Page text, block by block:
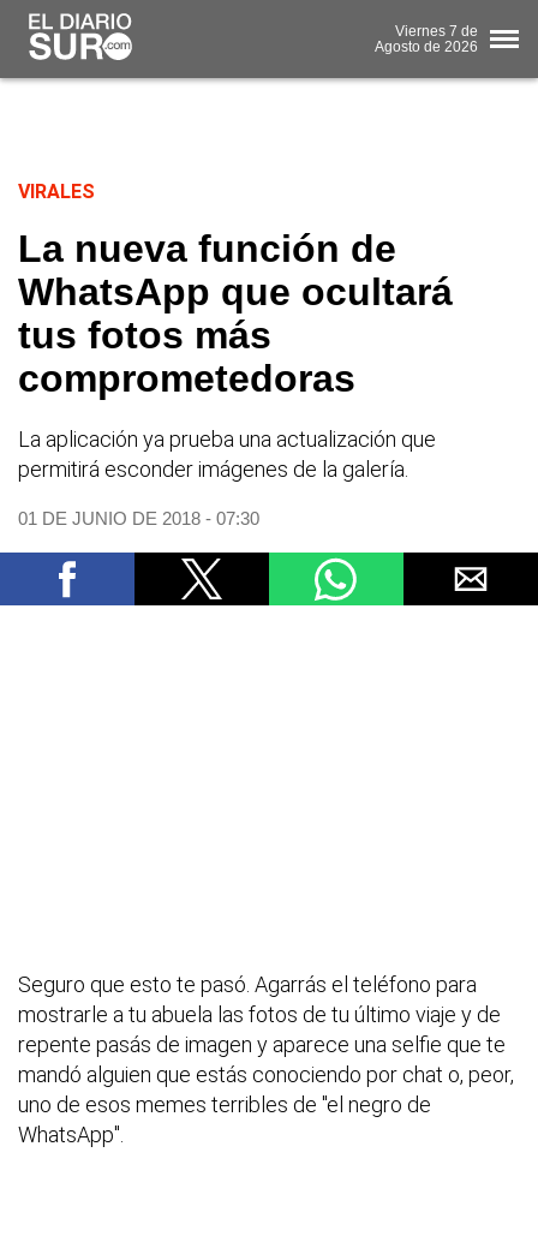
Viernes 7 de
Agosto de 2026
VIRALES
La nueva función de
WhatsApp que ocultará
tus fotos más
comprometedoras
La aplicación ya prueba una actualización que
permitirá esconder imágenes de la galería.
01 DE JUNIO DE 2018 - 07:30
Seguro que esto te pasó. Agarrás el teléfono para
mostrarle a tu abuela las fotos de tu último viaje y de
repente pasás de imagen y aparece una selfie que te
mandó alguien que estás conociendo por chat o, peor,
uno de esos memes terribles de "el negro de
WhatsApp".